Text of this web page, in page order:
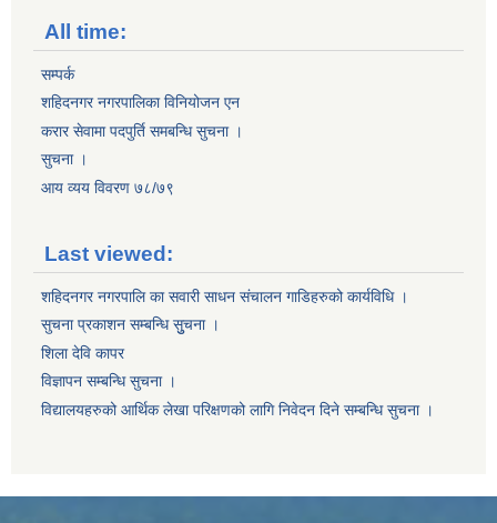
All time:
सम्पर्क
शहिदनगर नगरपालिका विनियोजन एन
करार सेवामा पदपुर्ति समबन्धि सुचना ।
सुचना ।
आय व्यय विवरण ७८/७९
Last viewed:
शहिदनगर नगरपालि का सवारी साधन संचालन गाडिहरुको कार्यविधि ।
सुचना प्रकाशन सम्बन्धि सुुचना ।
शिला देवि कापर
विज्ञापन सम्बन्धि सुचना ।
विद्यालयहरुको आर्थिक लेखा परिक्षणको लागि निवेदन दिने सम्बन्धि सुचना ।